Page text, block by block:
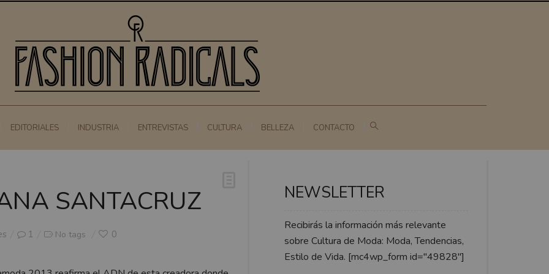
EDITORIALES INDUSTRIA ENTREVISTAS CULTURA BELLEZA CONTACTO
SANTACRUZ
1 No tags 0
NEWSLETTER
Recibirás la información más relevante
sobre Cultura de Moda: Moda, Tendencias,
Estilo de Vida. [mc4wp_form id="49828"]